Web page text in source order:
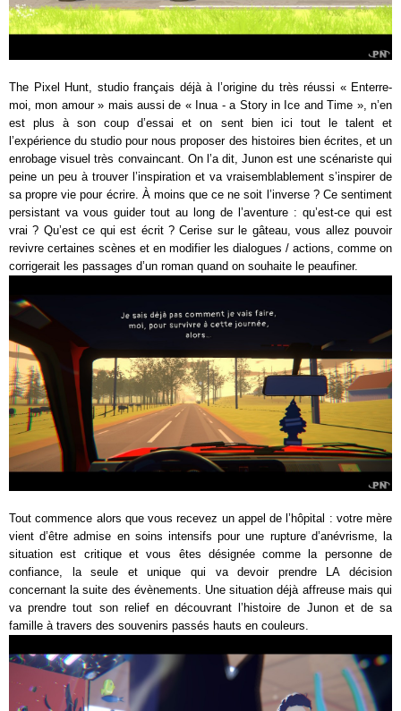
The Pixel Hunt, studio français déjà à l’origine du très réussi « Enterre-
moi, mon amour » mais aussi de « Inua - a Story in Ice and Time », n’en
est plus à son coup d’essai et on sent bien ici tout le talent et
l’expérience du studio pour nous proposer des histoires bien écrites, et un
enrobage visuel très convaincant. On l’a dit, Junon est une scénariste qui
peine un peu à trouver l’inspiration et va vraisemblablement s’inspirer de
sa propre vie pour écrire. À moins que ce ne soit l’inverse ? Ce sentiment
persistant va vous guider tout au long de l’aventure : qu’est-ce qui est
vrai ? Qu’est ce qui est écrit ? Cerise sur le gâteau, vous allez pouvoir
revivre certaines scènes et en modifier les dialogues / actions, comme on
corrigerait les passages d’un roman quand on souhaite le peaufiner.
Tout commence alors que vous recevez un appel de l’hôpital : votre mère
vient d’être admise en soins intensifs pour une rupture d’anévrisme, la
situation est critique et vous êtes désignée comme la personne de
confiance, la seule et unique qui va devoir prendre LA décision
concernant la suite des évènements. Une situation déjà affreuse mais qui
va prendre tout son relief en découvrant l’histoire de Junon et de sa
famille à travers des souvenirs passés hauts en couleurs.